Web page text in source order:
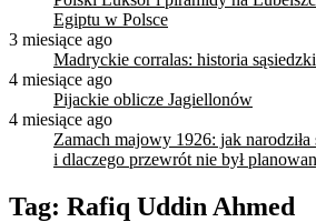
Egiptu w Polsce
3 miesiące ago
Madryckie corralas: historia
4 miesiące ago
Pijackie oblicze Jagiellonów
4 miesiące ago
Zamach majowy 1926: jak narodziła
i dlaczego przewrót nie był
Tag: Rafiq Uddin Ahmed